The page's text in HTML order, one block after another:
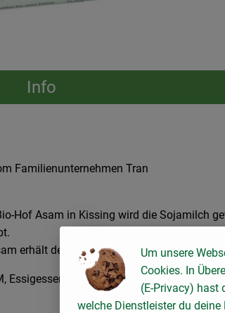
Info
Familienunternehmen Tran
Hof Asam in Kissing wird die Sojamilch
erhält der Tofu eine nussige
Essigessenz, Salz
Um unsere
Cookies. In
(E-Privacy) hast
welche Dienstleister du